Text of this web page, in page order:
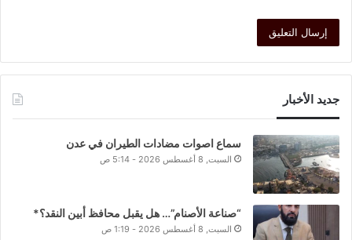
جديد الأخبار
سماع اصوات مضادات الطيران في عدن
السبت, 8 أغسطس 2026 - 5:14 ص
“صناعة الأصنام”… هل يقبل محافظ أبين النقد؟*
السبت, 8 أغسطس 2026 - 1:19 ص